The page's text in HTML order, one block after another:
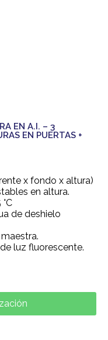
EN A.I. – 3
EN PUERTAS +
x fondo x altura)
en altura.
de deshielo
luz fluorescente.